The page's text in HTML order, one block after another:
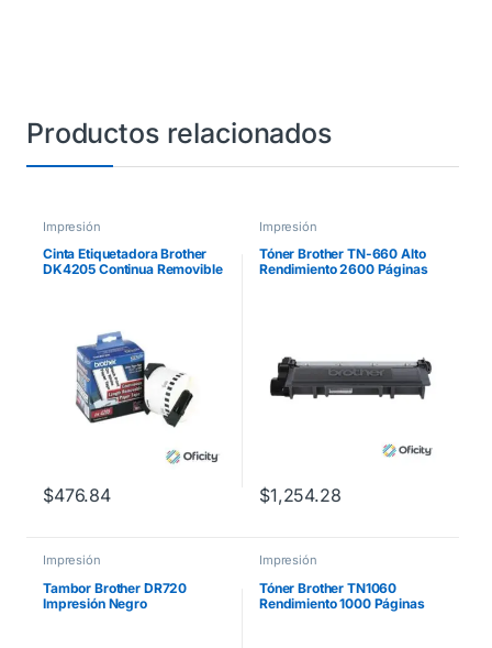
Productos relacionados
Impresión
Cinta Etiquetadora Brother
DK4205 Continua Removible
$476.84
Impresión
Tóner Brother TN-660 Alto
Rendimiento 2600 Páginas
$1,254.28
Impresión
Tambor Brother DR720
Impresión Negro
Impresión
Tóner Brother TN1060
Rendimiento 1000 Páginas